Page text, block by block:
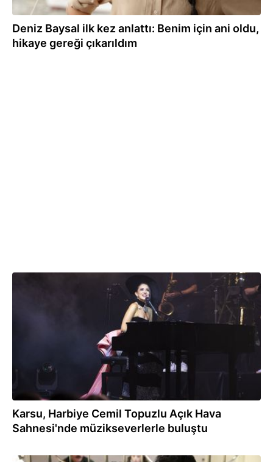
Deniz Baysal ilk kez anlattı: Benim için ani oldu,
hikaye gereği çıkarıldım
Karsu, Harbiye Cemil Topuzlu Açık Hava
Sahnesi'nde müzikseverlerle buluştu